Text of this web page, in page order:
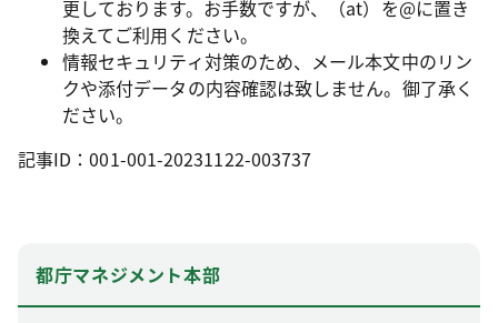
更しております。お手数ですが、（at）を@に置き
換えてご利用ください。
情報セキュリティ対策のため、メール本文中のリン
クや添付データの内容確認は致しません。御了承く
ださい。
記事ID：001-001-20231122-003737
都庁マネジメント本部